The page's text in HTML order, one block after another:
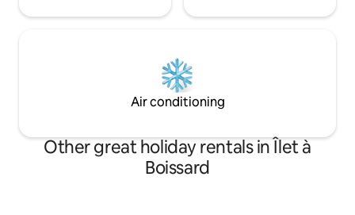
Air conditioning
Other great holiday rentals in Îlet à
Boissard